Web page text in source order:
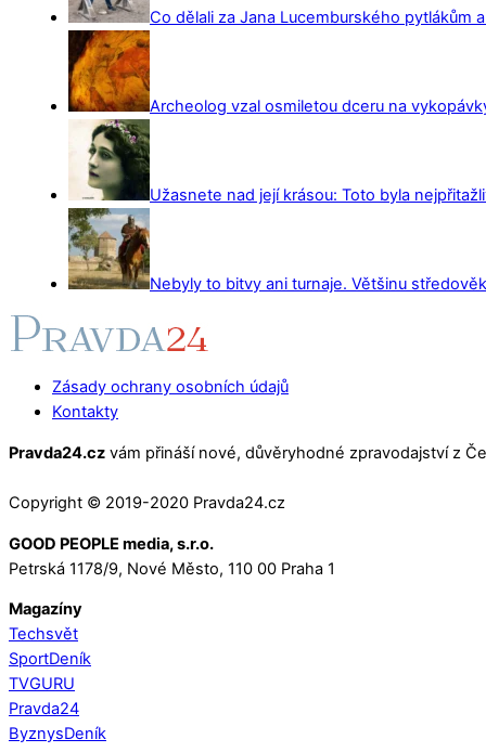
Co dělali za Jana Lucemburského pytlákům
Archeolog vzal osmiletou dceru na
Užasnete nad její krásou: Toto byla
Nebyly to bitvy ani turnaje. Většinu
Zásady ochrany osobních údajů
Kontakty
Pravda24.cz vám přináší nové, důvěryhodné zpravodajství z
Copyright © 2019-2020 Pravda24.cz
GOOD PEOPLE media, s.r.o.
Petrská 1178/9, Nové Město, 110 00 Praha 1
Magazíny
Techsvět
SportDeník
TVGURU
Pravda24
ByznysDeník